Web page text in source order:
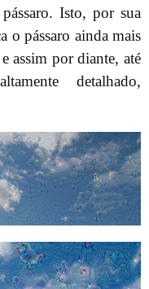
Isto, por sua
o pássaro ainda mais
assim por diante, até
detalhado,